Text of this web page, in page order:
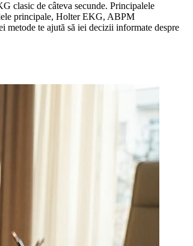
clasic de câteva secunde. Principalele
principale, Holter EKG, ABPM
metode te ajută să iei decizii informate despre